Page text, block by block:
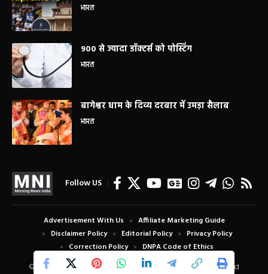
भारत
900 से ज्यादा डॉक्टर्स को पोस्टिंग
भारत
बागेश्वर धाम के दिव्य दरबार में उमड़ा सैलाब
भारत
Follow US
© Copyright 2024 Morning News India. All Rights Reserved
Advertisement With Us
Affiliate Marketing Guide
Disclaimer Policy
Editorial Policy
Privacy Policy
Correction Policy
DNPA Code of Ethics